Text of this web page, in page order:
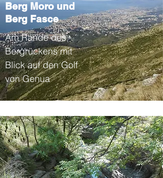
Berg Moro und
Berg Fasce
Am Rande des
Bergrückens mit
Blick auf den Golf
von Genua